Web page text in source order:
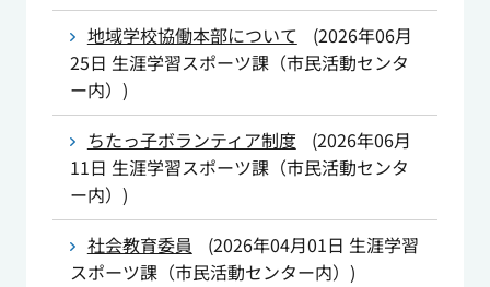
地域学校協働本部について
(2026年06月
25日 生涯学習スポーツ課（市民活動センタ
ー内） )
ちたっ子ボランティア制度
(2026年06月
11日 生涯学習スポーツ課（市民活動センタ
ー内） )
社会教育委員
(2026年04月01日 生涯学習
スポーツ課（市民活動センター内） )